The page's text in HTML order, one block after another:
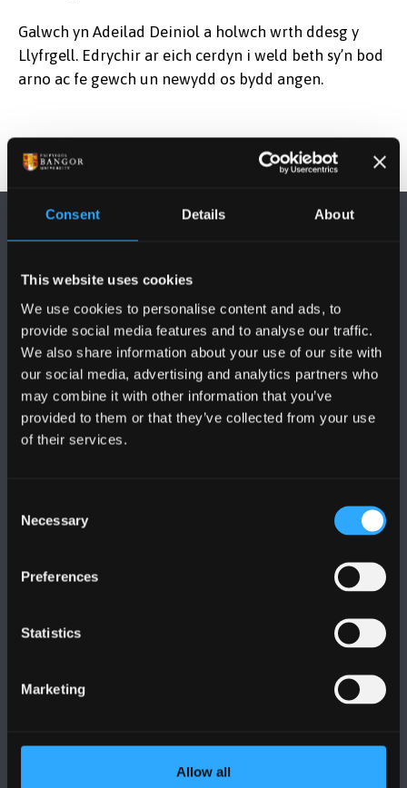
Consent Details About
This website uses cookies
We use cookies to personalise content and ads, to
provide social media features and to analyse our traffic.
We also share information about your use of our site with
our social media, advertising and analytics partners who
may combine it with other information that you’ve
provided to them or that they’ve collected from your use
of their services.
Selection
Necessary
Preferences
Statistics
Marketing
Allow all
Galwch yn Adeilad Deiniol a holwch wrth ddesg y
Llyfrgell. Edrychir ar eich cerdyn i weld beth sy’n bod
arno ac fe gewch un newydd os bydd angen.
DILYNWCH NI
Cysylltwch â Ni
YMWELD Â’R BRIFYSGOL
MAPIAU A CHYFARWYDDIADAU TEITHIO
POLISI